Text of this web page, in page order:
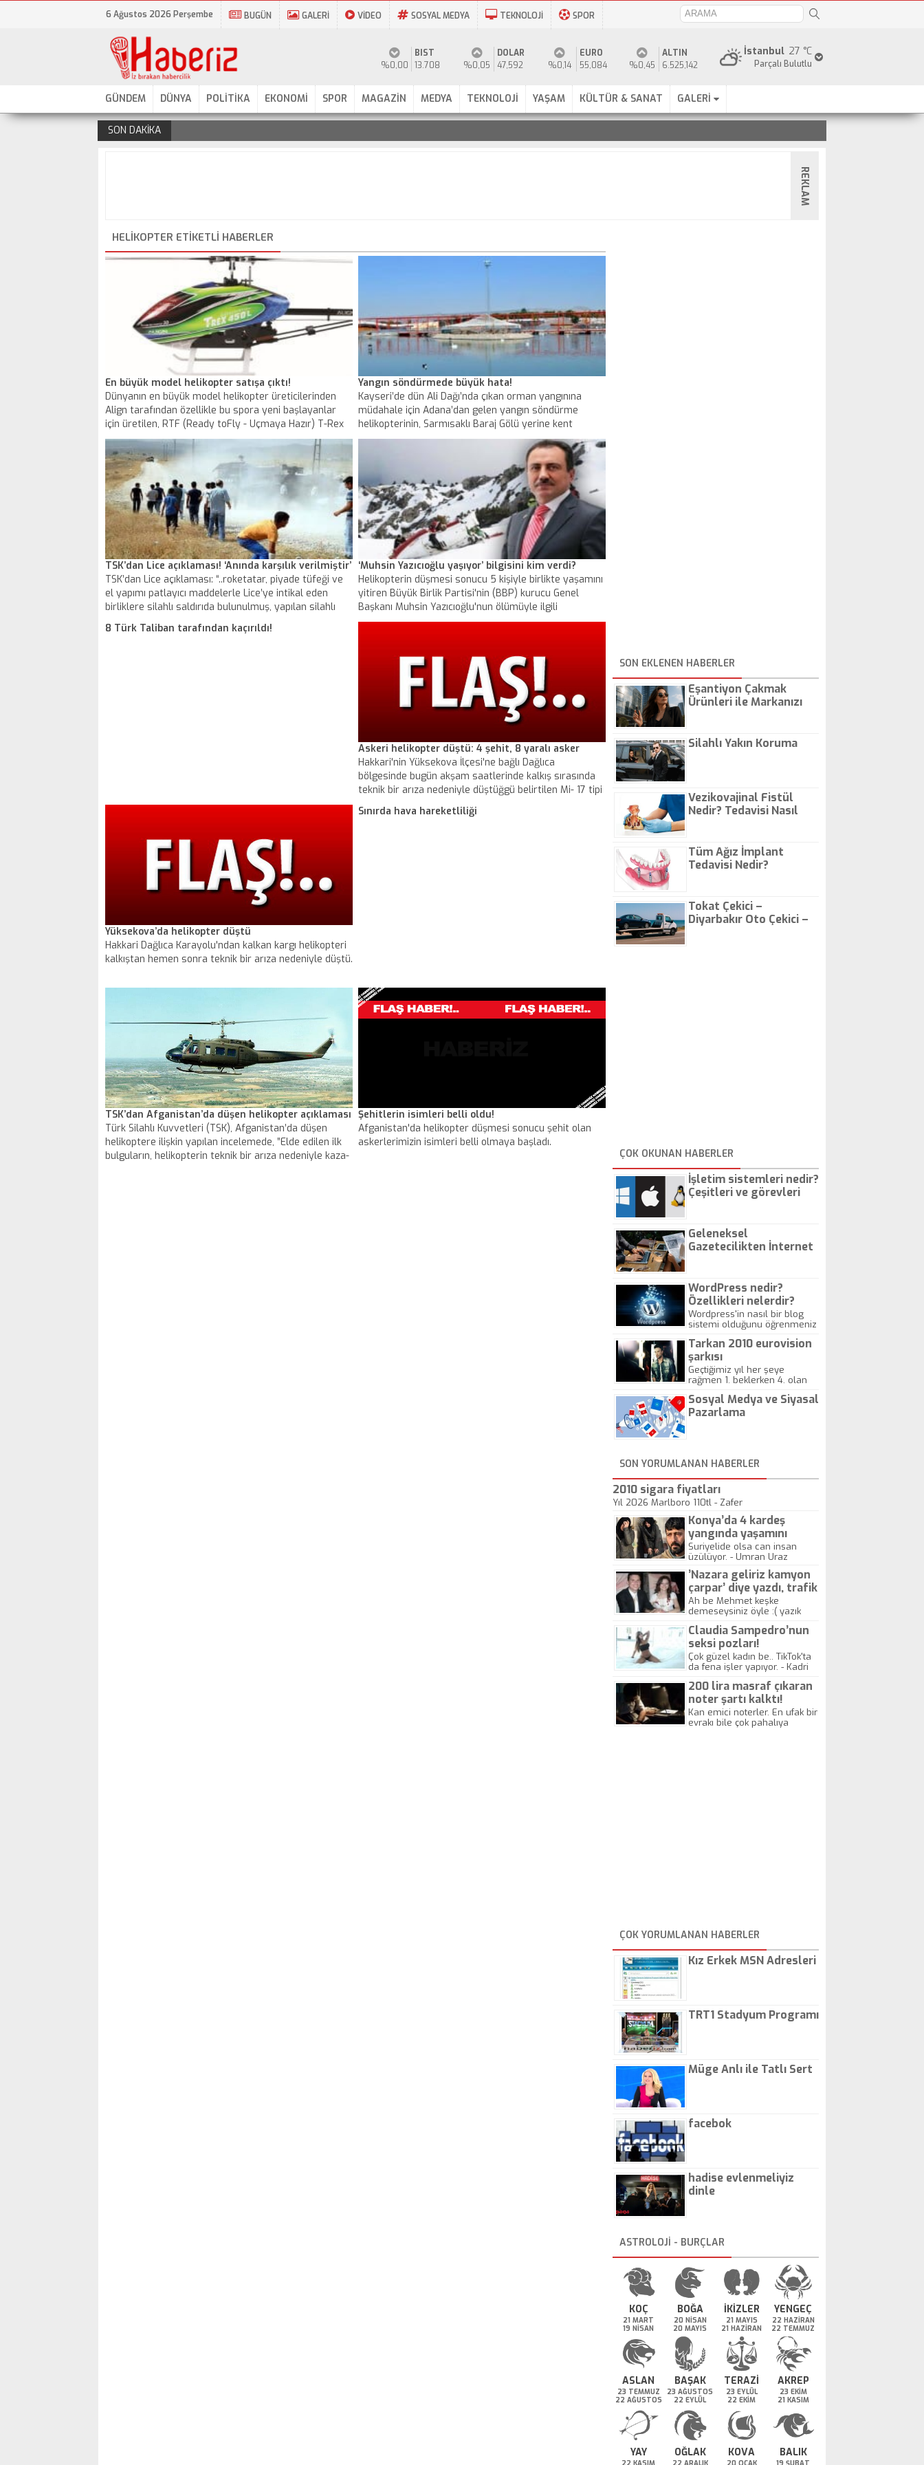
6 Ağustos 2026 Perşembe BUGÜN GALERİ VİDEO SOSYAL MEDYA TEKNOLOJİ SPOR
27 °C
İstanbul
Parçalı Bulutlu
%0,00
BIST
13.708
%0,05
DOLAR
47,592
%0,14
EURO
55,084
%0,45
ALTIN
6.525,142
GÜNDEM DÜNYA POLİTİKA EKONOMİ SPOR MAGAZİN MEDYA TEKNOLOJİ YAŞAM KÜLTÜR & SANAT GALERİ
SON DAKİKA
REKLAM
HELIKOPTER ETIKETLI HABERLER
En büyük model helikopter satışa çıktı!
Dünyanın en büyük model helikopter üreticilerinden
Align tarafından özellikle bu spora yeni başlayanlar
için üretilen, RTF (Ready toFly - Uçmaya Hazır) T-Rex
450 Sport Plus piyasaya sunuldu.
Yangın söndürmede büyük hata!
Kayseri’de dün Ali Dağı’nda çıkan orman yangınına
müdahale için Adana’dan gelen yangın söndürme
helikopterinin, Sarmısaklı Baraj Gölü yerine kent
içindeki Büyükşehir Belediyesine ait Hayvanat
Bahçesindeki yapay göletten su aldığı ve burada bazı
kuşların telef olduğu ortaya çıktı.
TSK’dan Lice açıklaması! ‘Anında karşılık verilmiştir’
TSK’dan Lice açıklaması: “..roketatar, piyade tüfeği ve
el yapımı patlayıcı maddelerle Lice’ye intikal eden
birliklere silahlı saldırıda bulunulmuş, yapılan silahlı
saldırıya unsurlarımız tarafından anında karşılık
verilmiştir”
‘Muhsin Yazıcıoğlu yaşıyor’ bilgisini kim verdi?
Helikopterin düşmesi sonucu 5 kişiyle birlikte yaşamını
yitiren Büyük Birlik Partisi'nin (BBP) kurucu Genel
Başkanı Muhsin Yazıcıoğlu'nun ölümüyle ilgili
Kahramanmaraş'ta açılan dava kapsamında,
8 Türk Taliban tarafından kaçırıldı!
Askeri helikopter düştü: 4 şehit, 8 yaralı asker
Hakkari'nin Yüksekova İlçesi'ne bağlı Dağlıca
bölgesinde bugün akşam saatlerinde kalkış sırasında
teknik bir arıza nedeniyle düştüğgü belirtilen Mi- 17 tipi
askeri kargo helikopterinde 4 askerin şehit olduğu, 8
askerin de yaralandığı açıklandı.
Yüksekova’da helikopter düştü
Hakkari Dağlıca Karayolu'ndan kalkan kargı helikopteri
kalkıştan hemen sonra teknik bir arıza nedeniyle düştü.
Sınırda hava hareketliliği
TSK’dan Afganistan’da düşen helikopter açıklaması
Türk Silahlı Kuvvetleri (TSK), Afganistan’da düşen
helikoptere ilişkin yapılan incelemede, ”Elde edilen ilk
bulguların, helikopterin teknik bir arıza nedeniyle kaza-
Şehitlerin isimleri belli oldu!
Afganistan'da helikopter düşmesi sonucu şehit olan
askerlerimizin isimleri belli olmaya başladı.
SON EKLENEN HABERLER
Eşantiyon Çakmak
Ürünleri ile Markanızı
Silahlı Yakın Koruma
Vezikovajinal Fistül
Nedir? Tedavisi Nasıl
Tüm Ağız İmplant
Tedavisi Nedir?
Tokat Çekici –
Diyarbakır Oto Çekici –
ÇOK OKUNAN HABERLER
İşletim sistemleri nedir?
Çeşitleri ve görevleri
Geleneksel
Gazetecilikten İnternet
WordPress nedir?
Özellikleri nelerdir?
Wordpress'in nasıl bir blog
sistemi olduğunu öğrenmeniz
Tarkan 2010 eurovision
şarkısı
Geçtiğimiz yıl her şeye
rağmen 1. beklerken 4. olan
gösterisinin bu yarışmada
önemli olmadığını anlamıştır.
Sosyal Medya ve Siyasal
Pazarlama
SON YORUMLANAN HABERLER
2010 sigara fiyatları
Yıl 2026 Marlboro 110tl - Zafer
Konya’da 4 kardeş
yangında yaşamını
yitirdi
Suriyelide olsa can insan
üzülüyor. - Umran Uraz
’Nazara geliriz kamyon
çarpar’ diye yazdı, trafik
kazasında öldü!
Ah be Mehmet keşke
demeseysiniz öyle :( yazık
Claudia Sampedro’nun
seksi pozları!
Çok güzel kadın be.. TikTok'ta
da fena işler yapıyor. - Kadri
200 lira masraf çıkaran
noter şartı kalktı!
Kan emici noterler. En ufak bir
evrakı bile çok pahalıya
ÇOK YORUMLANAN HABERLER
Kız Erkek MSN Adresleri
TRT1 Stadyum Programı
Müge Anlı ile Tatlı Sert
facebok
hadise evlenmeliyiz
dinle
ASTROLOJİ - BURÇLAR
KOÇ
21 MART
19 NİSAN
BOĞA
20 NİSAN
20 MAYIS
İKİZLER
21 MAYIS
21 HAZİRAN
YENGEÇ
22 HAZİRAN
22 TEMMUZ
ASLAN
23 TEMMUZ
22 AĞUSTOS
BAŞAK
23 AĞUSTOS
22 EYLÜL
TERAZİ
23 EYLÜL
22 EKİM
AKREP
23 EKİM
21 KASIM
YAY OĞLAK KOVA BALIK